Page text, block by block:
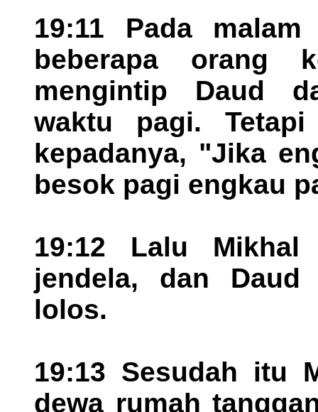
19:11 Pada
beberapa orang
mengintip Daud
waktu pagi.
kepadanya, "Jika
besok pagi engkau
19:12 Lalu Mikhal
jendela, dan
lolos.
19:13 Sesudah itu
dewa rumah